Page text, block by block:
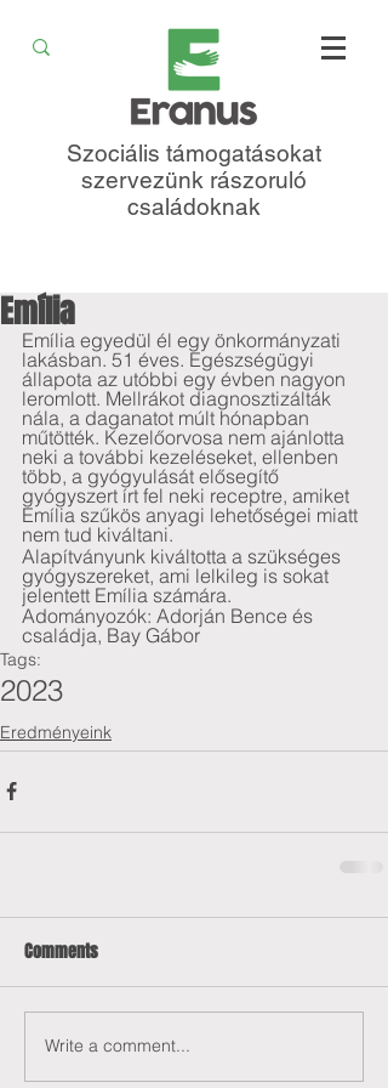
Szociális támogatásokat
szervezünk rászoruló
családoknak
Emília
Emília egyedül él egy önkormányzati
lakásban. 51 éves. Egészségügyi
állapota az utóbbi egy évben nagyon
leromlott. Mellrákot diagnosztizálták
nála, a daganatot múlt hónapban
műtötték. Kezelőorvosa nem ajánlotta
neki a további kezeléseket, ellenben
több, a gyógyulását elősegítő
gyógyszert írt fel neki receptre, amiket
Emília szűkös anyagi lehetőségei miatt
nem tud kiváltani.
Alapítványunk kiváltotta a szükséges
gyógyszereket, ami lelkileg is sokat
jelentett Emília számára.
Adományozók: Adorján Bence és
családja, Bay Gábor
Tags:
2023
Eredményeink
Comments
Write a comment...